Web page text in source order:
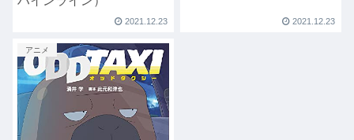
2021.12.23 2021.12.23
アニメ